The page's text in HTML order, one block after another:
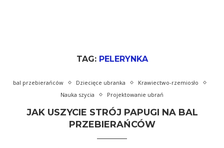
TAG: PELERYNKA
bal przebierańców Dziecięce ubranka
Krawiectwo-rzemiosło
Nauka szycia
Projektowanie ubrań
JAK USZYCIE STRÓJ PAPUGI NA BAL
PRZEBIERAŃCÓW